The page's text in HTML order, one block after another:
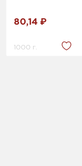
80,14 ₽
1000 г.